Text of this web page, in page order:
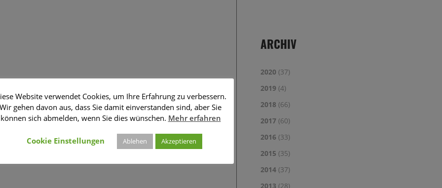
ARCHIV
2020 (37)
2019 (4)
2018 (66)
2017 (60)
2016 (33)
2015 (35)
2014 (37)
2013 (28)
Website verwendet Cookies, um Ihre Erfahrung zu verbessern.
Wir gehen davon aus, dass Sie damit einverstanden sind, aber Sie
können sich abmelden, wenn Sie dies wünschen. Mehr erfahren
Cookie Einstellungen Ablehen Akzeptieren